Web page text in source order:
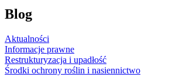
Blog
Aktualności
Informacje prawne
Restrukturyzacja i upadłość
Środki ochrony roślin i nasiennictwo